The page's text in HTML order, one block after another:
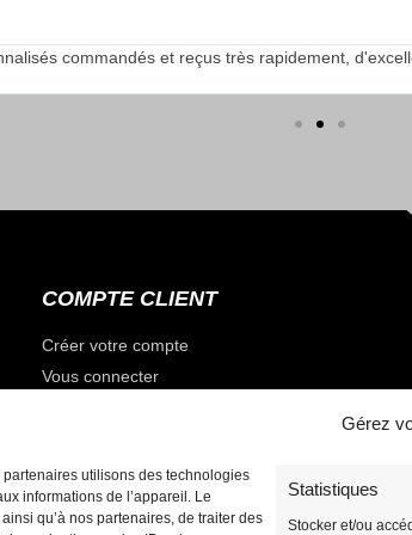
Gérez
utilisons des technologies
informations de l’appareil. Le
qu’à nos partenaires, de traiter des
Statistiques
Stocker et/ou
commandés et reçus très rapidement,
COMPTE CLIENT
Créer votre compte
Vous connecter
Votre panier
Valider votre commande